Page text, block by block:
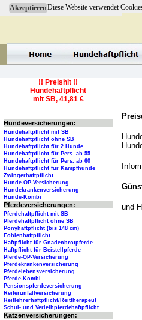
AkzeptierenDiese Website verwendet
und
!! Preishit !!
Hundehaftpflicht
mit SB, 41,81 €
Hundeversicherungen:
Hundehaftpflicht mit SB
Hundehaftpflicht ohne SB
Hundehaftpflicht für 2 Hunde
Hundehaftpflicht für Pers. ab 55
Hundehaftpflicht für Pers. ab 60
Hundehaftpflicht für Kampfhunde
Zwingerhaftpflicht
Hunde-OP-Versicherung
Hundekrankenversicherung
Hunde-Kombi
Pferdeversicherungen:
Pferdehaftpflicht mit SB
Pferdehaftpflicht ohne SB
Ponyhaftpflicht (bis 148 cm)
Fohlenhaftpflicht
Haftpflicht für Gnadenbrotpferde
Haftpflicht für Beistellpferde
Pferde-OP-Versicherung
Pferdekrankenversicherung
Pferdelebensversicherung
Pferde-Kombi
Pensionspferdeversicherung
Reiterunfallversicherung
Reitlehrerhaftpflicht/Reittherapeut
Schul- und Verleihpferdehaftpflicht
Katzenversicherungen: